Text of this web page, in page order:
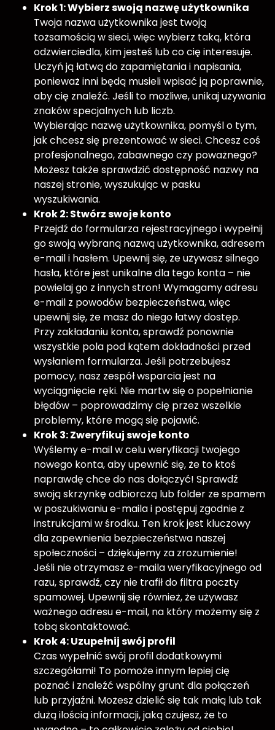
Krok 1: Wybierz swoją nazwę użytkownika
Twoja nazwa użytkownika jest twoją
tożsamością w sieci, więc wybierz taką, która
odzwierciedla, kim jesteś lub co cię interesuje.
Uczyń ją łatwą do zapamiętania i napisania,
ponieważ inni będą musieli wpisać ją poprawnie,
aby cię znaleźć. Jeśli to możliwe, unikaj używania
znaków specjalnych lub liczb.
Wybierając nazwę użytkownika, pomyśl o tym,
jak chcesz się prezentować w sieci. Chcesz coś
profesjonalnego, zabawnego czy poważnego?
Możesz także sprawdzić dostępność nazwy na
naszej stronie, wyszukując w pasku
wyszukiwania.
Krok 2: Stwórz swoje konto
Przejdź do formularza rejestracyjnego i wypełnij
go swoją wybraną nazwą użytkownika, adresem
e-mail i hasłem. Upewnij się, że używasz silnego
hasła, które jest unikalne dla tego konta – nie
powielaj go z innych stron! Wymagamy adresu
e-mail z powodów bezpieczeństwa, więc
upewnij się, że masz do niego łatwy dostęp.
Przy zakładaniu konta, sprawdź ponownie
wszystkie pola pod kątem dokładności przed
wysłaniem formularza. Jeśli potrzebujesz
pomocy, nasz zespół wsparcia jest na
wyciągnięcie ręki. Nie martw się o popełnianie
błędów – poprowadzimy cię przez wszelkie
problemy, które mogą się pojawić.
Krok 3: Zweryfikuj swoje konto
Wyślemy e-mail w celu weryfikacji twojego
nowego konta, aby upewnić się, że to ktoś
naprawdę chce do nas dołączyć! Sprawdź
swoją skrzynkę odbiorczą lub folder ze spamem
w poszukiwaniu e-maila i postępuj zgodnie z
instrukcjami w środku. Ten krok jest kluczowy
dla zapewnienia bezpieczeństwa naszej
społeczności – dziękujemy za zrozumienie!
Jeśli nie otrzymasz e-maila weryfikacyjnego od
razu, sprawdź, czy nie trafił do filtra poczty
spamowej. Upewnij się również, że używasz
ważnego adresu e-mail, na który możemy się z
tobą skontaktować.
Krok 4: Uzupełnij swój profil
Czas wypełnić swój profil dodatkowymi
szczegółami! To pomoże innym lepiej cię
poznać i znaleźć wspólny grunt dla połączeń
lub przyjaźni. Możesz dzielić się tak małą lub tak
dużą ilością informacji, jaką czujesz, że to